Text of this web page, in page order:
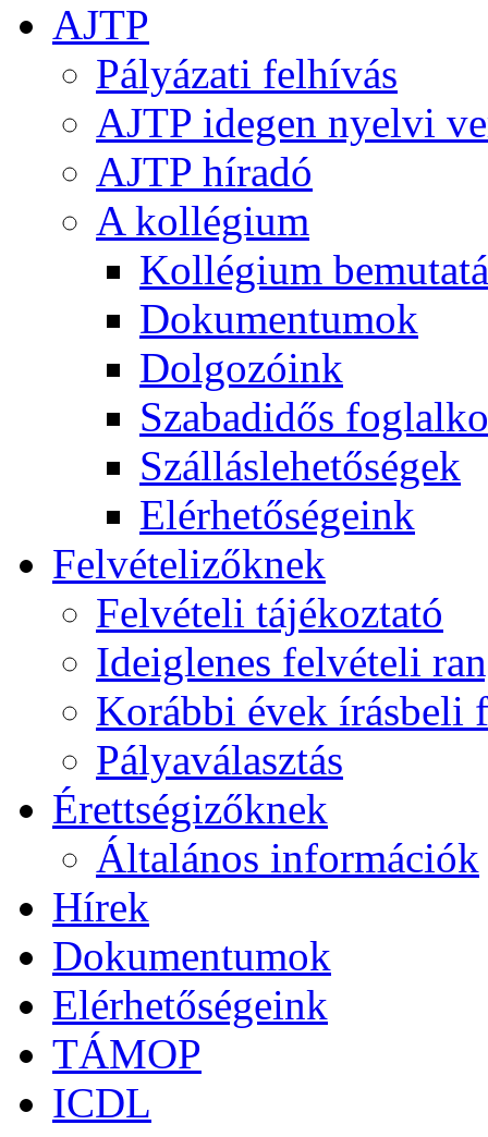
AJTP
Pályázati felhívás
AJTP idegen nyelvi
AJTP híradó
A kollégium
Kollégium
Dokumentumok
Dolgozóink
Szabadidős
Szálláslehetőségek
Elérhetőségeink
Felvételizőknek
Felvételi tájékoztató
Ideiglenes felvételi
Korábbi évek írásbeli
Pályaválasztás
Érettségizőknek
Általános információk
Hírek
Dokumentumok
Elérhetőségeink
TÁMOP
ICDL